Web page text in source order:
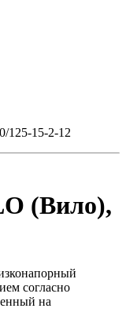
125-15-2-12
(Вило),
согласно
на